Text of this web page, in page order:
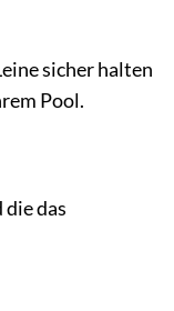
sicher halten
Pool.
das